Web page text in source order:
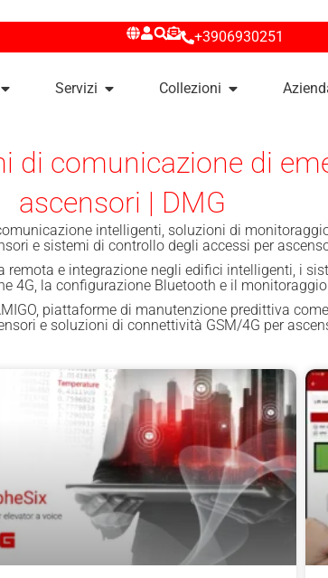
+3906930251
Servizi Collezioni
di comunicazione di
ascensori | DMG
intelligenti, soluzioni di
e sistemi di controllo degli accessi per
e integrazione negli edifici intelligenti, i
4G, la configurazione Bluetooth e il
piattaforme di manutenzione predittiva
e soluzioni di connettività GSM/4G per